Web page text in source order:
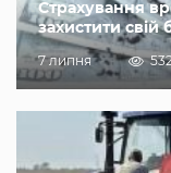
Страхування
захистити свій
7 липня